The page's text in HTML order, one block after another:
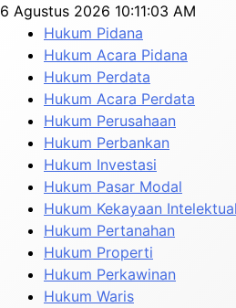
Skip
content
6 Agustus 2026 10:11:06 AM
Hukum Pidana
Hukum Acara Pidana
Hukum Perdata
Hukum Acara Perdata
Hukum Perusahaan
Hukum Perbankan
Hukum Investasi
Hukum Pasar Modal
Hukum Kekayaan Intelektual
Hukum Pertanahan
Hukum Properti
Hukum Perkawinan
Hukum Waris